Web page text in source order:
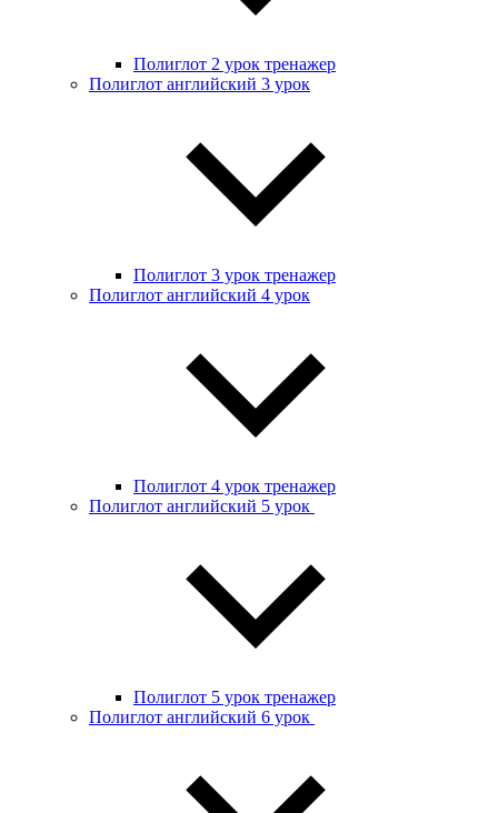
Полиглот 2 урок тренажер
Полиглот английский 3 урок
Полиглот 3 урок тренажер
Полиглот английский 4 урок
Полиглот 4 урок тренажер
Полиглот английский 5 урок
Полиглот 5 урок тренажер
Полиглот английский 6 урок